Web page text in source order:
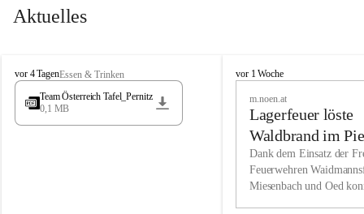
wunderschöne Naturschneepisten, die zum Schifahren oder
vielfältige Angebot unserer Kulturvereine.
Überzeugen Sie sich selbst, dass Sie in Miesenbach sowie
in den Beherbergungsbetrieben, Gaststätten und urigen
Wir kennen Miesenbach als lebens- und liebenswerten Ort.
Tradition und Innovation werden ebenso groß geschrieben
Aktuelles
M
i
s
vor 4 TagenEssen & Trinken
Team Österreich Tafel_Pernitz
0,1 MB
M
h
vor 1 Woche
m.noen.at
Lagerfeuer löste
Waldbrand im
aus
Dank dem Einsatz der
Feuerwehren
Miesenbach und Oed